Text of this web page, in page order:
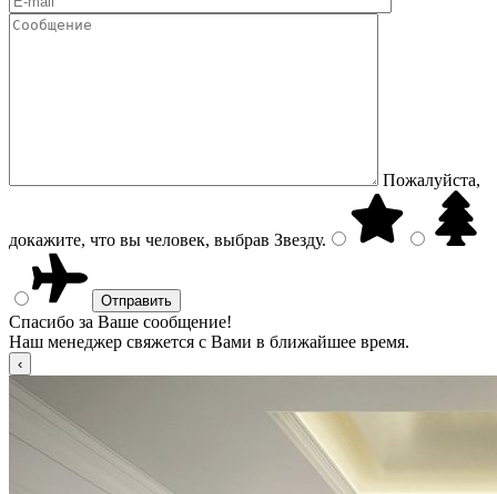
Пожалуйста,
докажите, что вы человек, выбрав Звезду.
Спасибо за Ваше сообщение!
Наш менеджер свяжется с Вами в ближайшее время.